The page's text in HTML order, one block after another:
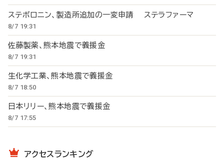
ステボロニン、製造所追加の一変申請 ステラファーマ
8/7 19:31
佐藤製薬、熊本地震で義援金
8/7 19:31
生化学工業、熊本地震で義援金
8/7 18:50
日本リリー、熊本地震で義援金
8/7 17:55
アクセスランキング